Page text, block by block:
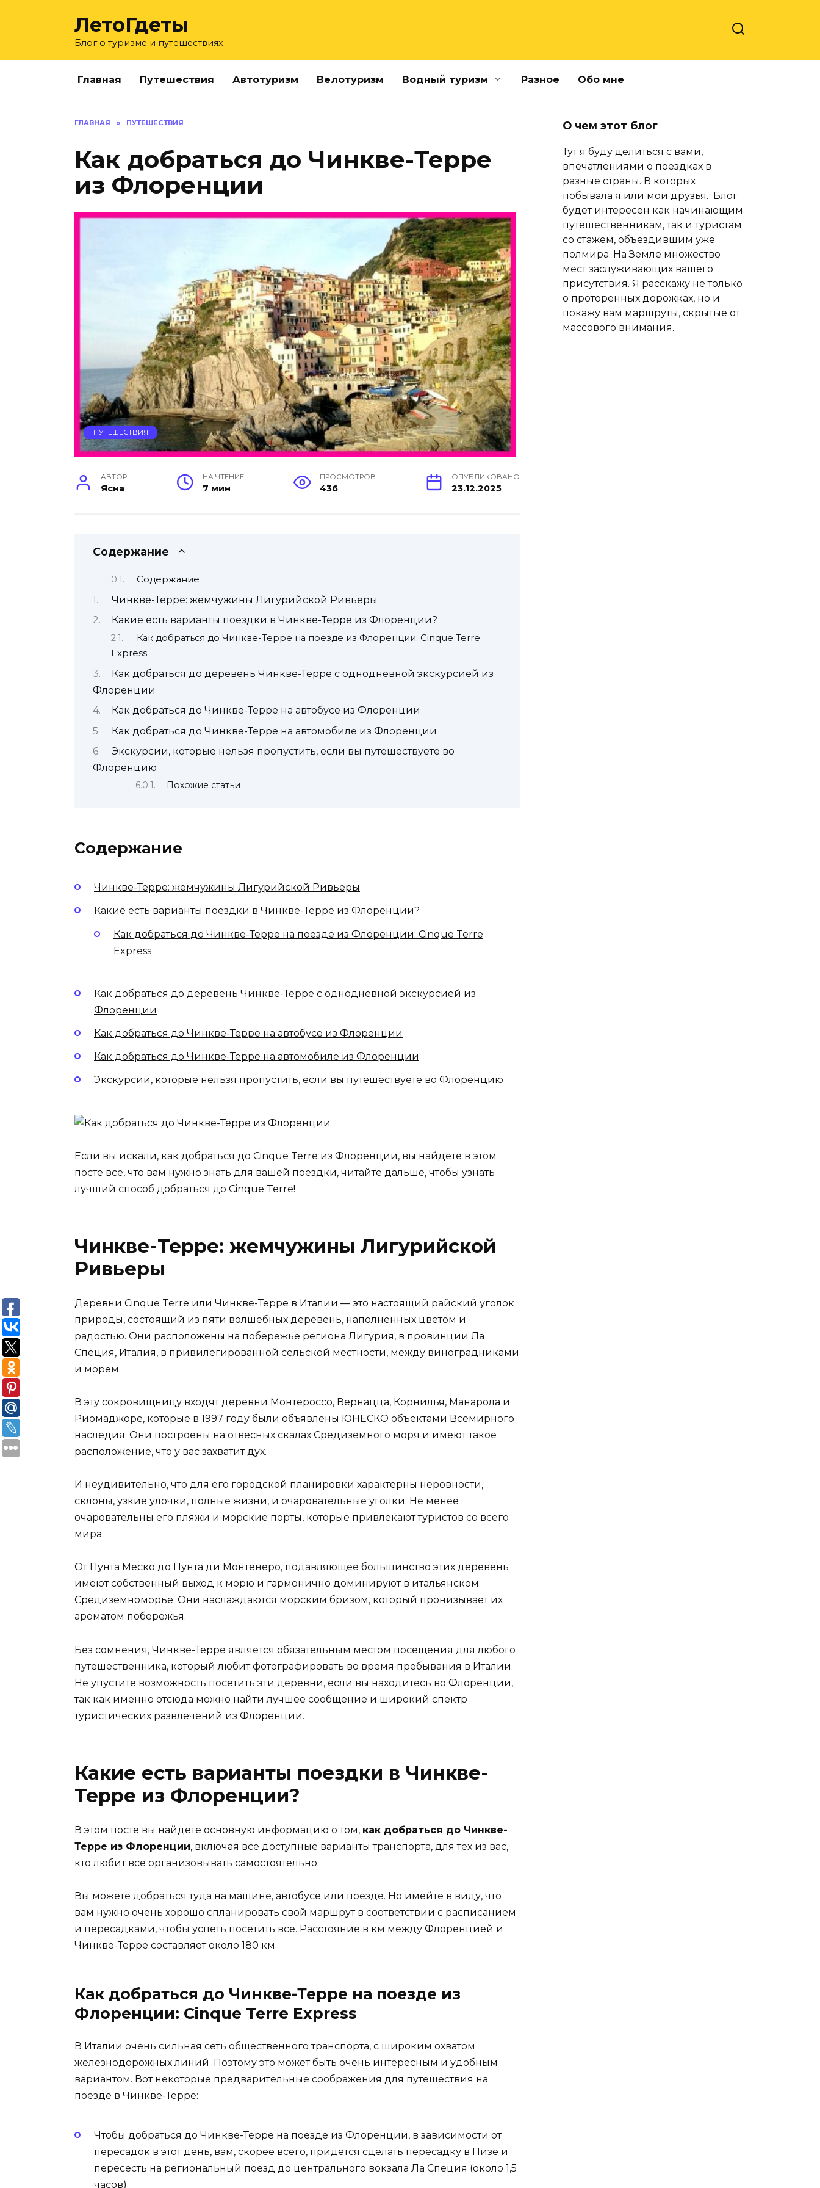
ЛетоГдеты
Блог о туризме и путешествиях
Главная Путешествия Автотуризм Велотуризм Водный туризм Разное Обо мне
ГЛАВНАЯ » ПУТЕШЕСТВИЯ
Как добраться до Чинкве-Терре
из Флоренции
ПУТЕШЕСТВИЯ
АВТОР
Ясна
НА ЧТЕНИЕ
7 мин
ПРОСМОТРОВ
436
ОПУБЛИКОВАНО
23.12.2025
Содержание
Содержание
Чинкве-Терре: жемчужины Лигурийской Ривьеры
Какие есть варианты поездки в Чинкве-Терре из Флоренции?
Как добраться до Чинкве-Терре на поезде из Флоренции: Cinque Terre
Express
Как добраться до деревень Чинкве-Терре с однодневной экскурсией из
Флоренции
Как добраться до Чинкве-Терре на автобусе из Флоренции
Как добраться до Чинкве-Терре на автомобиле из Флоренции
Экскурсии, которые нельзя пропустить, если вы путешествуете во
Флоренцию
Похожие статьи
Содержание
Чинкве-Терре: жемчужины Лигурийской Ривьеры
Какие есть варианты поездки в Чинкве-Терре из Флоренции?
Как добраться до Чинкве-Терре на поезде из Флоренции: Cinque Terre
Express
Как добраться до деревень Чинкве-Терре с однодневной экскурсией из
Флоренции
Как добраться до Чинкве-Терре на автобусе из Флоренции
Как добраться до Чинкве-Терре на автомобиле из Флоренции
Экскурсии, которые нельзя пропустить, если вы путешествуете во Флоренцию
Если вы искали, как добраться до Cinque Terre из Флоренции, вы найдете в этом
посте все, что вам нужно знать для вашей поездки, читайте дальше, чтобы узнать
лучший способ добраться до Cinque Terre!
Чинкве-Терре: жемчужины Лигурийской
Ривьеры
Деревни Cinque Terre или Чинкве-Терре в Италии — это настоящий райский уголок
природы, состоящий из пяти волшебных деревень, наполненных цветом и
радостью. Они расположены на побережье региона Лигурия, в провинции Ла
Специя, Италия, в привилегированной сельской местности, между виноградниками
и морем.
В эту сокровищницу входят деревни Монтероссо, Вернацца, Корнилья, Манарола и
Риомаджоре, которые в 1997 году были объявлены ЮНЕСКО объектами Всемирного
наследия. Они построены на отвесных скалах Средиземного моря и имеют такое
расположение, что у вас захватит дух.
И неудивительно, что для его городской планировки характерны неровности,
склоны, узкие улочки, полные жизни, и очаровательные уголки. Не менее
очаровательны его пляжи и морские порты, которые привлекают туристов со всего
мира.
От Пунта Меско до Пунта ди Монтенеро, подавляющее большинство этих деревень
имеют собственный выход к морю и гармонично доминируют в итальянском
Средиземноморье. Они наслаждаются морским бризом, который пронизывает их
ароматом побережья.
Без сомнения, Чинкве-Терре является обязательным местом посещения для любого
путешественника, который любит фотографировать во время пребывания в Италии.
Не упустите возможность посетить эти деревни, если вы находитесь во Флоренции,
так как именно отсюда можно найти лучшее сообщение и широкий спектр
туристических развлечений из Флоренции.
Какие есть варианты поездки в Чинкве-
Терре из Флоренции?
В этом посте вы найдете основную информацию о том, как добраться до Чинкве-
Терре из Флоренции, включая все доступные варианты транспорта, для тех из вас,
кто любит все организовывать самостоятельно.
Вы можете добраться туда на машине, автобусе или поезде. Но имейте в виду, что
вам нужно очень хорошо спланировать свой маршрут в соответствии с расписанием
и пересадками, чтобы успеть посетить все. Расстояние в км между Флоренцией и
Чинкве-Терре составляет около 180 км.
Как добраться до Чинкве-Терре на поезде из
Флоренции: Cinque Terre Express
В Италии очень сильная сеть общественного транспорта, с широким охватом
железнодорожных линий. Поэтому это может быть очень интересным и удобным
вариантом. Вот некоторые предварительные соображения для путешествия на
поезде в Чинкве-Терре:
Чтобы добраться до Чинкве-Терре на поезде из Флоренции, в зависимости от
пересадок в этот день, вам, скорее всего, придется сделать пересадку в Пизе и
пересесть на региональный поезд до центрального вокзала Ла Специя (около 1,5
часов).
О чем этот блог
Тут я буду делиться с вами,
впечатлениями о поездках в
разные страны. В которых
побывала я или мои друзья. Блог
будет интересен как начинающим
путешественникам, так и туристам
со стажем, объездившим уже
полмира. На Земле множество
мест заслуживающих вашего
присутствия. Я расскажу не только
о проторенных дорожках, но и
покажу вам маршруты, скрытые от
массового внимания.